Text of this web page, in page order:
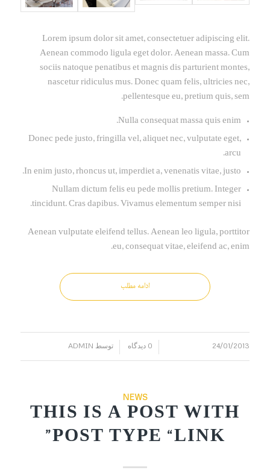
Lorem ipsum dolor sit amet, consectetuer adipiscing elit.
Aenean commodo ligula eget dolor. Aenean massa. Cum
sociis natoque penatibus et magnis dis parturient montes,
nascetur ridiculus mus. Donec quam felis, ultricies nec,
pellentesque eu, pretium quis, sem.
Nulla consequat massa quis enim.
Donec pede justo, fringilla vel, aliquet nec, vulputate eget,
arcu.
In enim justo, rhoncus ut, imperdiet a, venenatis vitae, justo.
Nullam dictum felis eu pede mollis pretium. Integer
tincidunt. Cras dapibus. Vivamus elementum semper nisi.
Aenean vulputate eleifend tellus. Aenean leo ligula, porttitor
eu, consequat vitae, eleifend ac, enim.
ادامه مطلب
24/01/2013 0 دیدگاه توسط ADMIN
NEWS
THIS IS A POST WITH
POST TYPE “LINK”